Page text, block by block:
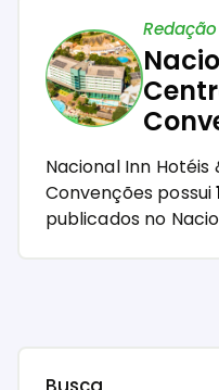
Nacional Inn Hotéis
Convenções possui
publicados no